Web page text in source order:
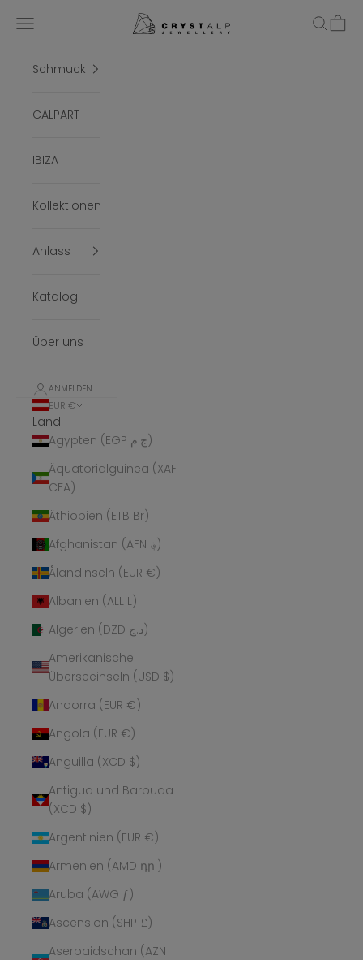
crystalpjewelry
Menü Suchen
Schmuck
CALPART
IBIZA
Kollektionen
Anlass
Katalog
Über uns
ANMELDEN
EUR €
Land
Ägypten (EGP ج.م)
Äquatorialguinea (XAF
CFA)
Äthiopien (ETB Br)
Afghanistan (AFN ؋)
Ålandinseln (EUR €)
Albanien (ALL L)
Algerien (DZD د.ج)
Amerikanische
Überseeinseln (USD $)
Andorra (EUR €)
Angola (EUR €)
Anguilla (XCD $)
Antigua und Barbuda
(XCD $)
Argentinien (EUR €)
Armenien (AMD դր.)
Aruba (AWG ƒ)
Ascension (SHP £)
Aserbaidschan (AZN